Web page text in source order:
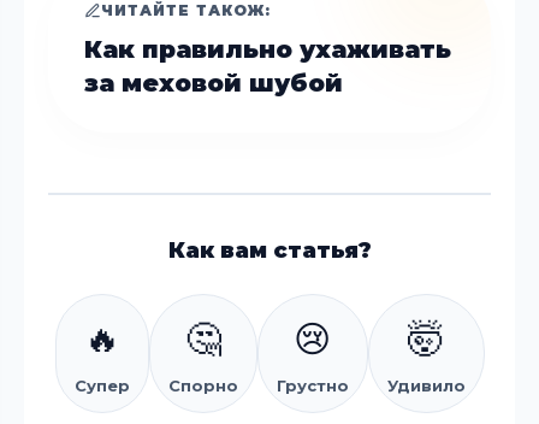
ЧИТАЙТЕ ТАКОЖ:
Как правильно ухаживать
за меховой шубой
Как вам статья?
🔥
Супер
🤔
Спорно
😢
Грустно
🤯
Удивило